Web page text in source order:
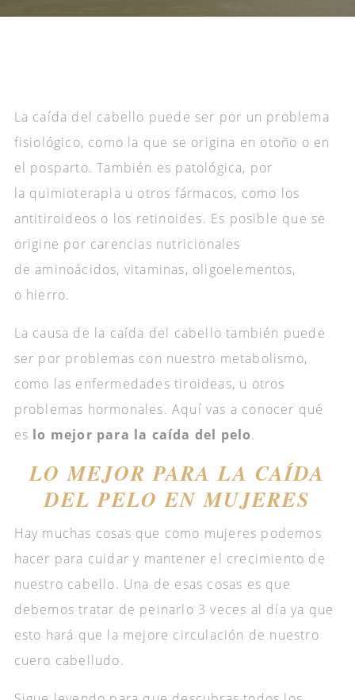
La caída del cabello puede ser por un problema
fisiológico, como la que se origina en otoño o en
el posparto. También es patológica, por
la quimioterapia u otros fármacos, como los
antitiroideos o los retinoides. Es posible que se
origine por carencias nutricionales
de aminoácidos, vitaminas, oligoelementos,
o hierro.
La causa de la caída del cabello también puede
ser por problemas con nuestro metabolismo,
como las enfermedades tiroideas, u otros
problemas hormonales. Aquí vas a conocer qué
es lo mejor para la caída del pelo.
LO MEJOR PARA LA CAÍDA
DEL PELO EN MUJERES
Hay muchas cosas que como mujeres podemos
hacer para cuidar y mantener el crecimiento de
nuestro cabello. Una de esas cosas es que
debemos tratar de peinarlo 3 veces al día ya que
esto hará que la mejore circulación de nuestro
cuero cabelludo.